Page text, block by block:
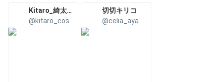
Kitaro_綺太郎✨💞
@kitaro_cos
切切キリコ
@celia_aya